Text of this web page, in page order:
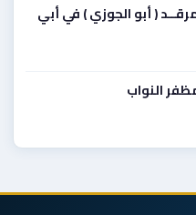
( أبو الجوزي ) في أبي
النواب